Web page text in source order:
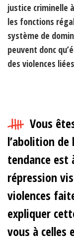
justice criminelle
les fonctions
système de
peuvent donc
des violences
Vous
l’abolition de
tendance est
répression
violences
expliquer
vous à celles